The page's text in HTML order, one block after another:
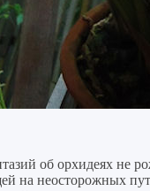
об орхидеях не
на неосторожных